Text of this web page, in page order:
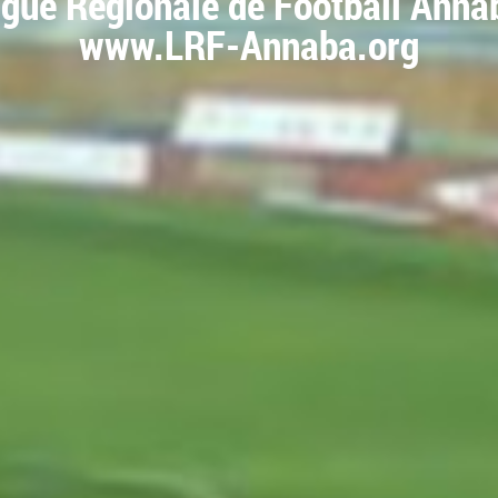
www.LRF-Annaba.org